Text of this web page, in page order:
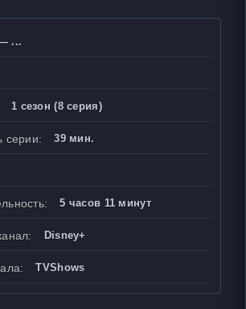
...
1 сезон (8 серия)
серии: 39 мин.
5 часов 11 минут
Disney+
TVShows